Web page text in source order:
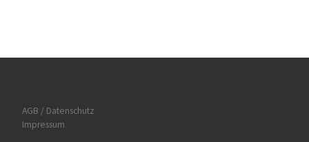
AGB / Datenschutz
Impressum